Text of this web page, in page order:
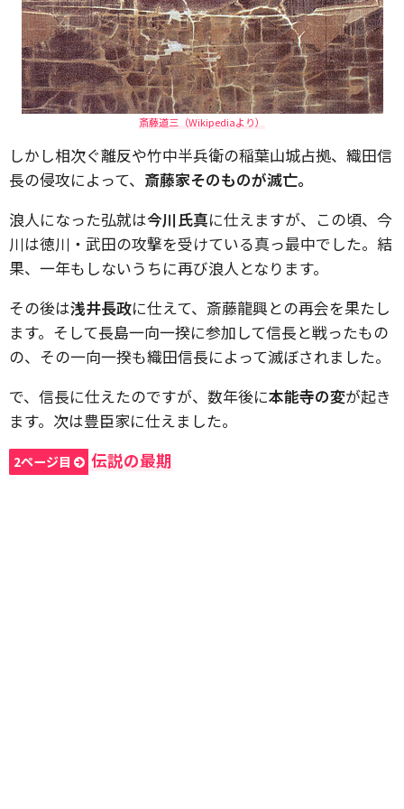
斎藤道三（Wikipediaより）
しかし相次ぐ離反や竹中半兵衛の稲葉山城占拠、織田信
長の侵攻によって、 斎藤家そのものが滅亡。
浪人になった弘就は今川氏真に仕えますが、この頃、今
川は徳川・武田の攻撃を受けている真っ最中でした。結
果、一年もしないうちに再び浪人となります。
その後は浅井長政に仕えて、斎藤龍興との再会を果たし
ます。そして長島一向一揆に参加して信長と戦ったもの
の、その一向一揆も織田信長によって滅ぼされました。
で、信長に仕えたのですが、数年後に本能寺の変が起き
ます。次は豊臣家に仕えました。
2ページ目 伝説の最期